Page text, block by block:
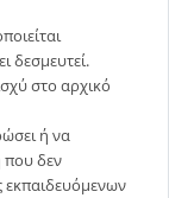
δεσμευτεί.
στο αρχικό
ή να
που δεν